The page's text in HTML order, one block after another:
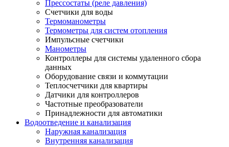
Прессостаты (реле давления)
Счетчики для воды
Термоманометры
Термометры для систем отопления
Импульсные счетчики
Манометры
Контроллеры для системы удаленного сбора
данных
Оборудование связи и коммутации
Теплосчетчики для квартиры
Датчики для контроллеров
Частотные преобразователи
Принадлежности для автоматики
Водоотведение и канализация
Наружная канализация
Внутренняя канализация